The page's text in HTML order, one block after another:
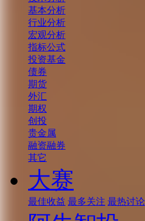
基本分析
行业分析
宏观分析
指标公式
投资基金
债券
期货
外汇
期权
创投
贵金属
融资融券
其它
大赛
最佳收益 最多关注 最热讨论